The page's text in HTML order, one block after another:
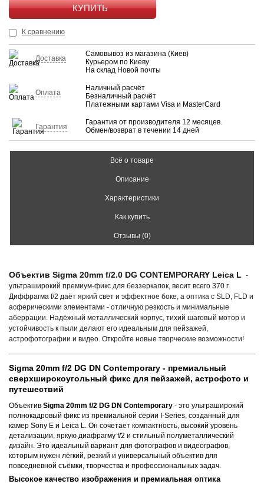
КУПИТЬ
К сравнению
Доставка
Самовывоз из магазина (Киев)
Курьером по Киеву
На склад Новой почты
Оплата
Наличный расчёт
Безналичный расчёт
Платежными картами Visa и MasterCard
Гарантия
Гарантия от производителя 12 месяцев.
Обмен/возврат в течении 14 дней
Всё о товаре
Описание
Характеристики
Как купить
Отзывы (0)
Объектив Sigma 20mm f/2.0 DG CONTEMPORARY Leica L -
ультраширокий премиум-фикс для беззеркалок, весит всего 370 г.
Диффрагма f/2 даёт яркий свет и эффектное боке, а оптика с SLD, FLD и
асферическими элементами - отличную резкость и минимальные
аберрации. Надёжный металлический корпус, тихий шаговый мотор и
устойчивость к пыли делают его идеальным для пейзажей,
астрофотографии и видео. Откройте новые творческие возможности!
Sigma 20mm f/2 DG DN Contemporary - премиальный
сверхширокоугольный фикс для пейзажей, астрофото и
путешествий
Объектив Sigma 20mm f/2 DG DN Contemporary - это ультраширокий
полнокадровый фикс из премиальной серии I-Series, созданный для
камер Sony E и Leica L. Он сочетает компактность, высокий уровень
детализации, яркую диафрагму f/2 и стильный полуметаллический
дизайн. Это идеальный вариант для фотографов и видеографов,
которым нужен лёгкий, резкий и универсальный объектив для
повседневной съёмки, творчества и профессиональных задач.
Высокое качество изображения и премиальная оптика